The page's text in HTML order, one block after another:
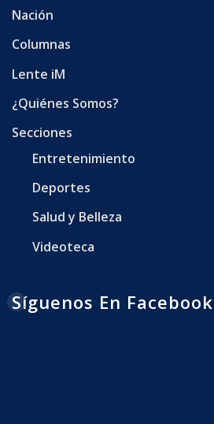
Nación
Columnas
Lente iM
¿Quiénes Somos?
Secciones
Entretenimiento
Deportes
Salud y Belleza
Videoteca
Síguenos En Facebook